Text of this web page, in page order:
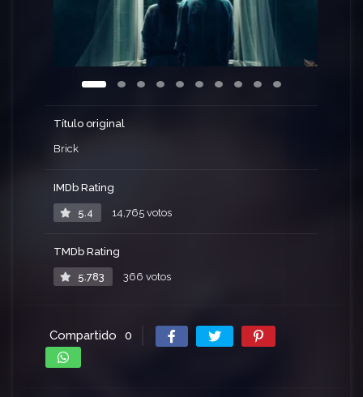
Título original
Brick
IMDb Rating
5.4 14,765 votos
TMDb Rating
5.783 366 votos
Compartido 0